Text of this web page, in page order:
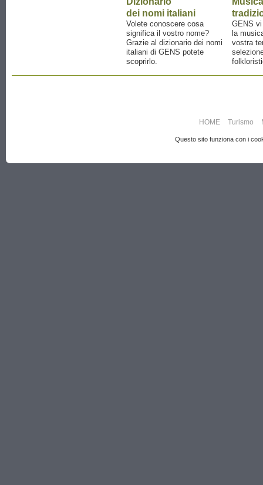
dei nomi italiani
Volete conoscere cosa
significa il vostro nome?
Grazie al dizionario dei nomi
italiani di GENS potete
scoprirlo.
GENS
la
vostra
HOME Turismo
Questo sito funziona con i